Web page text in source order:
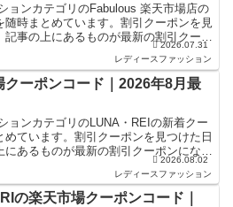
ョンカテゴリのFabulous 楽天市場店の
時まとめています。割引クーポンを見
事の上にあるものが最新の割引クーポ
2026.07.31
レディースファッション
ーポンコード｜2026年8月最
ョンカテゴリのLUNA・REIの新着クー
ています。割引クーポンを見つけた日
あるものが最新の割引クーポンになり
2026.08.02
レディースファッション
の楽天市場クーポンコード｜